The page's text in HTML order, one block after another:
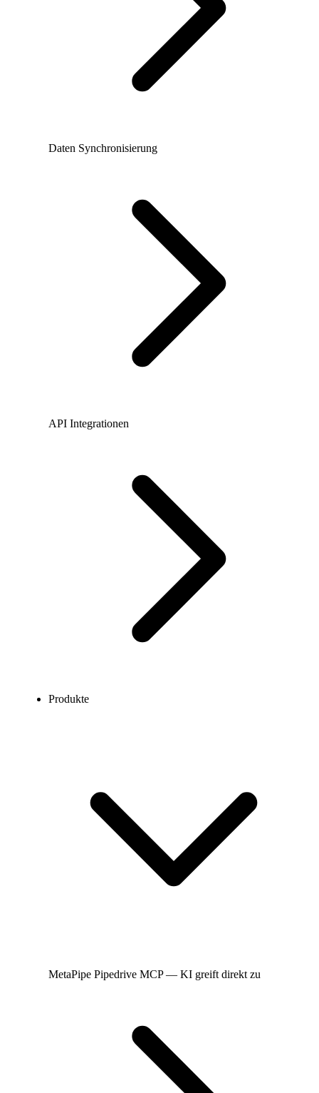
Daten Synchronisierung
API Integrationen
Produkte
MetaPipe Pipedrive MCP — KI greift direkt zu